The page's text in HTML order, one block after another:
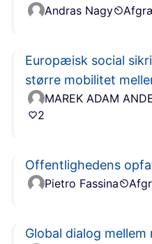
Andras Nagy
Europæisk social
større mobilitet
MAREK ADAM
2
Offentlighedens
Pietro Fassina
Global dialog